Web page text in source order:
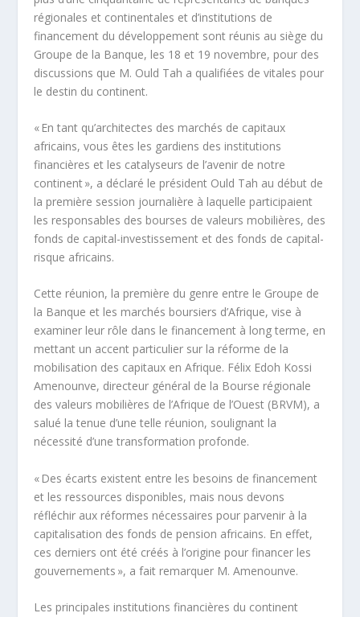
régionales et continentales et d’institutions de
financement du développement sont réunis au siège du
Groupe de la Banque, les 18 et 19 novembre, pour des
discussions que M. Ould Tah a qualifiées de vitales pour
le destin du continent.
« En tant qu’architectes des marchés de capitaux
africains, vous êtes les gardiens des institutions
financières et les catalyseurs de l’avenir de notre
continent », a déclaré le président Ould Tah au début de
la première session journalière à laquelle participaient
les responsables des bourses de valeurs mobilières, des
fonds de capital-investissement et des fonds de capital-
risque africains.
Cette réunion, la première du genre entre le Groupe de
la Banque et les marchés boursiers d’Afrique, vise à
examiner leur rôle dans le financement à long terme, en
mettant un accent particulier sur la réforme de la
mobilisation des capitaux en Afrique. Félix Edoh Kossi
Amenounve, directeur général de la Bourse régionale
des valeurs mobilières de l’Afrique de l’Ouest (BRVM), a
salué la tenue d’une telle réunion, soulignant la
nécessité d’une transformation profonde.
« Des écarts existent entre les besoins de financement
et les ressources disponibles, mais nous devons
réfléchir aux réformes nécessaires pour parvenir à la
capitalisation des fonds de pension africains. En effet,
ces derniers ont été créés à l’origine pour financer les
gouvernements », a fait remarquer M. Amenounve.
Les principales institutions financières du continent